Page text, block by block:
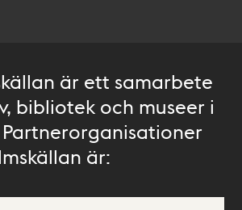
är ett samarbete
bibliotek och museer i
är: